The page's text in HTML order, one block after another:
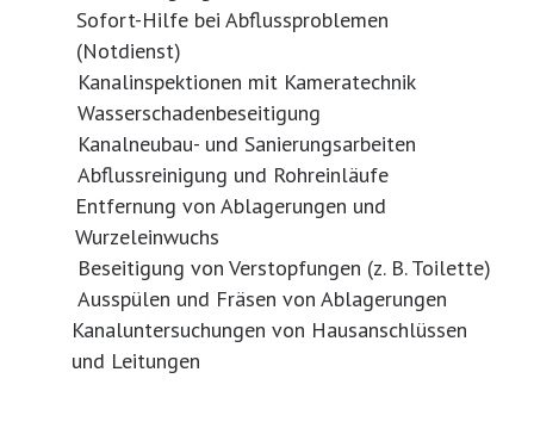
Sofort-Hilfe bei Abflussproblemen
(Notdienst)
Kanalinspektionen mit Kameratechnik
Wasserschadenbeseitigung
Kanalneubau- und Sanierungsarbeiten
Abflussreinigung und Rohreinläufe
Entfernung von Ablagerungen und
Wurzeleinwuchs
Beseitigung von Verstopfungen (z. B. Toilette)
Ausspülen und Fräsen von Ablagerungen
Kanaluntersuchungen von Hausanschlüssen
und Leitungen